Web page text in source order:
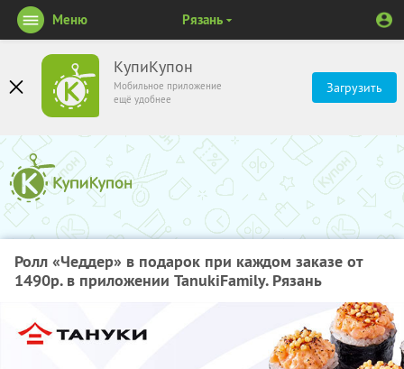
КупиКупон
Мобильное приложение
ещё удобнее
Загрузить
Меню Рязань
Ролл «Чеддер» в подарок при каждом заказе от
1490р. в приложении TanukiFamily. Рязань